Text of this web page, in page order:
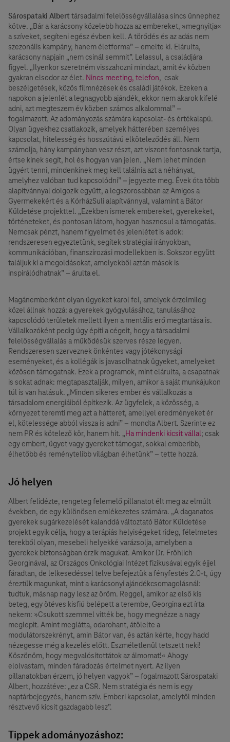
Sárospataki Alberttársadalmi felelősségvállalása sincs ünnephez
kötve. „Bár a karácsony közelebb hozza az embereket, »megnyitja«
a szíveket, segíteni egész évben kell. A törődés és az adás nem
szezonális kampány, hanem életforma” – emelte ki. Elárulta,
karácsony napjain „nem csinál semmit”. Lelassul, a családjára
figyel. „Ilyenkor szeretném visszahozni mindazt, amit év közben
gyakran elsodor az élet. Nincs meeting, telefon, csak
beszélgetések, közös filmnézések és családi játékok. Ezeken a
napokon a jelenlét a legnagyobb ajándék, ekkor nem akarok kifelé
adni, azt megteszem év közben számos alkalommal” –
fogalmazott. Az adományozás számára kapcsolat- és értékalapú.
Olyan ügyekhez csatlakozik, amelyek hátterében személyes
kapcsolat, hitelesség és hosszútávú elköteleződés áll. Nem
számolja, hány kampányban vesz részt, azt viszont fontosnak tartja,
értse kinek segít, hol és hogyan van jelen. „Nem lehet minden
ügyért tenni, mindenkinek meg kell találnia azt a néhányat,
amelyhez valóban tud kapcsolódni” – jegyezte meg. Évek óta több
alapítvánnyal dolgozik együtt, a legszorosabban az Amigos a
Gyermekekért és a KórházSuli alapítvánnyal, valamint a Bátor
Küldetése projekttel. „Ezekben ismerek embereket, gyerekeket,
történeteket, és pontosan látom, hogyan hasznosul a támogatás.
Nemcsak pénzt, hanem figyelmet és jelenlétet is adok:
rendszeresen egyeztetünk, segítek stratégiai irányokban,
kommunikációban, finanszírozási modellekben is. Sokszor együtt
találjuk ki a megoldásokat, amelyekből aztán mások is
inspirálódhatnak” – árulta el.
Magánemberként olyan ügyeket karol fel, amelyek érzelmileg
közel állnak hozzá: a gyerekek gyógyulásához, tanulásához
kapcsolódó területek mellett ilyen a mentális erő megtartása is.
Vállalkozóként pedig úgy építi a cégeit, hogy a társadalmi
felelősségvállalás a működésük szerves része legyen.
Rendszeresen szerveznek önkéntes vagy jótékonysági
eseményeket, és a kollégák is javasolhatnak ügyeket, amelyeket
közösen támogatnak. Ezek a programok, mint elárulta, a csapatnak
is sokat adnak: megtapasztalják, milyen, amikor a saját munkájukon
túl is van hatásuk. „Minden sikeres ember és vállalkozás a
társadalom energiáiból építkezik. Az ügyfelek, a közösség, a
környezet teremti meg azt a hátteret, amellyel eredményeket ér
el, kötelessége abból vissza is adni” – mondta Albert. Szerinte ez
nem PR és kötelező kör, hanem hit. „Ha mindenki kicsit vállal; csak
egy embert, ügyet vagy gyereket támogat, sokkal emberibb,
élhetőbb és reménytelibb világban élhetünk” – tette hozzá.
Jó helyen
Albert felidézte, rengeteg felemelő pillanatot élt meg az elmúlt
években, de egy különösen emlékezetes számára. „A daganatos
gyerekek sugárkezelését kalanddá változtató Bátor Küldetése
projekt egyik célja, hogy a terápiás helyiségeket rideg, félelmetes
terekből olyan, mesebeli helyekké varázsolja, amelyben a
gyerekek biztonságban érzik magukat. Amikor Dr. Fröhlich
Georginával, az Országos Onkológiai Intézet fizikusával egyik éjjel
fáradtan, de lelkesedéssel telve befejeztük a fényfestés 2.0-t, úgy
éreztük magunkat, mint a karácsonyi ajándékcsomagolásnál:
tudtuk, másnap nagy lesz az öröm. Reggel, amikor az első kis
beteg, egy ötéves kisfiú belépett a terembe, Georgina ezt írta
nekem: »Csukott szemmel vitték be, hogy megnézze a nagy
meglepit. Amint meglátta, odarohant, átölelte a
modulátorszekrényt, amin Bátor van, és aztán kérte, hogy hadd
nézegesse még a kezelés előtt. Eszméletlenül tetszett neki!
Köszönöm, hogy megvalósítottátok az álmomat!« Ahogy
elolvastam, minden fáradozás értelmet nyert. Az ilyen
pillanatokban érzem, jó helyen vagyok” – fogalmazott Sárospataki
Albert, hozzátéve: „ez a CSR. Nem stratégia és nem is egy
naptárbejegyzés, hanem szív. Emberi kapcsolat, amelytől minden
résztvevő kicsit gazdagabb lesz”.
Tippek adományozáshoz: